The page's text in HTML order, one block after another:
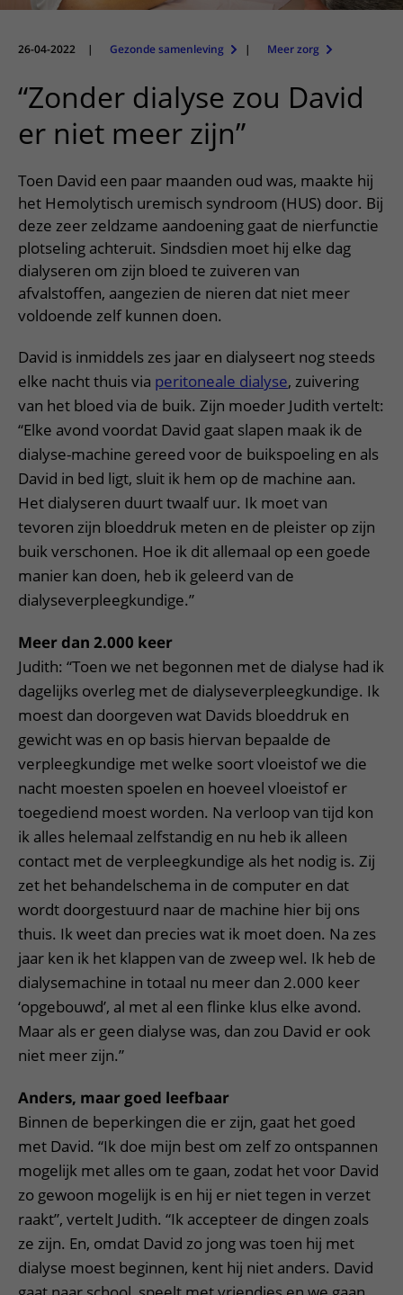
Onderzoeken en diagnostiek
Bloedprikken
Wachttijden
Wijzigen patiëntgegevens
Mijn UMC Utrecht patiëntportaal
Faciliteiten en voorzieningen
Bezoekregels
Parkeren
Wegwijs in het ziekenhuis
Contact met verpleegafdeling
Het Wilhelmina Kinderziekenhuis
Diagnostiek aanvragen
Zorgverlenersportaal
Onderwijs
Werken bij het UMC Utrecht
26-04-2022 | Gezonde samenleving | Meer zorg
“Zonder dialyse zou David
er niet meer zijn”
Toen David een paar maanden oud was, maakte hij
het Hemolytisch uremisch syndroom (HUS) door. Bij
deze zeer zeldzame aandoening gaat de nierfunctie
plotseling achteruit. Sindsdien moet hij elke dag
dialyseren om zijn bloed te zuiveren van
afvalstoffen, aangezien de nieren dat niet meer
voldoende zelf kunnen doen.
David is inmiddels zes jaar en dialyseert nog steeds
elke nacht thuis via peritoneale dialyse, zuivering
van het bloed via de buik. Zijn moeder Judith vertelt:
“Elke avond voordat David gaat slapen maak ik de
dialyse-machine gereed voor de buikspoeling en als
David in bed ligt, sluit ik hem op de machine aan.
Het dialyseren duurt twaalf uur. Ik moet van
tevoren zijn bloeddruk meten en de pleister op zijn
buik verschonen. Hoe ik dit allemaal op een goede
manier kan doen, heb ik geleerd van de
dialyseverpleegkundige.”
Meer dan 2.000 keer
Judith: “Toen we net begonnen met de dialyse had ik
dagelijks overleg met de dialyseverpleegkundige. Ik
moest dan doorgeven wat Davids bloeddruk en
gewicht was en op basis hiervan bepaalde de
verpleegkundige met welke soort vloeistof we die
nacht moesten spoelen en hoeveel vloeistof er
toegediend moest worden. Na verloop van tijd kon
ik alles helemaal zelfstandig en nu heb ik alleen
contact met de verpleegkundige als het nodig is. Zij
zet het behandelschema in de computer en dat
wordt doorgestuurd naar de machine hier bij ons
thuis. Ik weet dan precies wat ik moet doen. Na zes
jaar ken ik het klappen van de zweep wel. Ik heb de
dialysemachine in totaal nu meer dan 2.000 keer
‘opgebouwd’, al met al een flinke klus elke avond.
Maar als er geen dialyse was, dan zou David er ook
niet meer zijn.”
Anders, maar goed leefbaar
Binnen de beperkingen die er zijn, gaat het goed
met David. “Ik doe mijn best om zelf zo ontspannen
mogelijk met alles om te gaan, zodat het voor David
zo gewoon mogelijk is en hij er niet tegen in verzet
raakt”, vertelt Judith. “Ik accepteer de dingen zoals
ze zijn. En, omdat David zo jong was toen hij met
dialyse moest beginnen, kent hij niet anders. David